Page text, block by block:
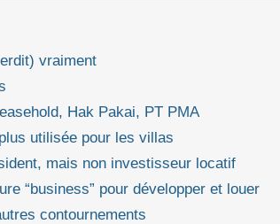
vraiment
Hak Pakai, PT PMA
utilisée pour les villas
mais non investisseur locatif
“business” pour développer et louer
contournements